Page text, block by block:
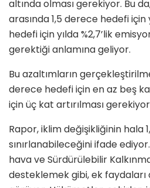
altında olması gerekiyor. Bu
arasında 1,5 derece hedefi için
hedefi için yılda %2,7’lik
gerektiği anlamına geliyor.
Bu azaltımların
derece hedefi için en az beş
için üç kat artırılması
Rapor, iklim değişikliğinin hala
sınırlanabileceğini ifade
hava ve Sürdürülebilir
desteklemek gibi, ek faydaları